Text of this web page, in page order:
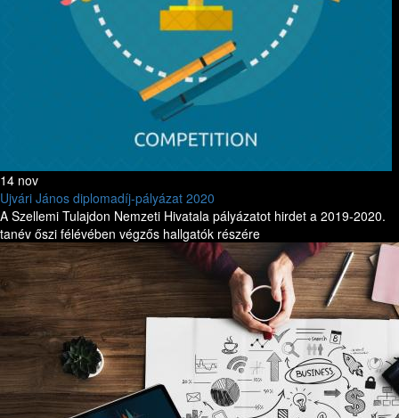
14 nov
Ujvári János diplomadíj-pályázat 2020
A Szellemi Tulajdon Nemzeti Hivatala pályázatot hirdet a 2019-2020.
tanév őszi félévében végzős hallgatók részére